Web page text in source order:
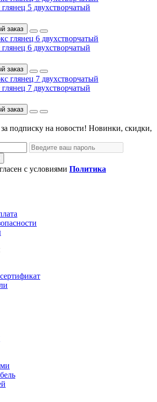
5 двухстворчатый
заказ
6 двухстворчатый
заказ
7 двухстворчатый
заказ
подписку на новости! Новинки, скидки,
с условиями Политика